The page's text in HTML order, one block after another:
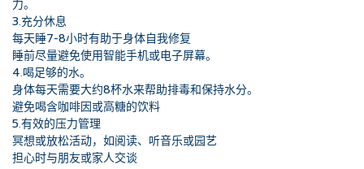
力。
3.充分休息
每天睡7-8小时有助于身体自我修复
睡前尽量避免使用智能手机或电子屏幕。
4.喝足够的水。
身体每天需要大约8杯水来帮助排毒和保持水分。
避免喝含咖啡因或高糖的饮料
5.有效的压力管理
冥想或放松活动，如阅读、听音乐或园艺
担心时与朋友或家人交谈